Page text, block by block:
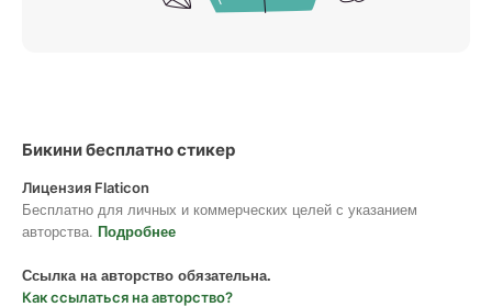
Бикини бесплатно стикер
Лицензия Flaticon
Бесплатно для личных и коммерческих целей с указанием
авторства. Подробнее
Ссылка на авторство обязательна.
Как ссылаться на авторство?